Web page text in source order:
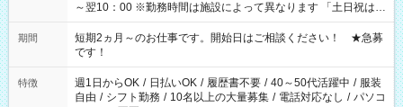
～翌10：00 ※勤務時間は施設によって異なります 「土日祝は休
みたい」 「しっかり稼ぎたい」 「もう少し遅い時間から始めた
い」など ご希望にあったお仕事をご案内いたします。 ※未経験
の方の場合は1～2ヶ月間は日中での仕事を経験いただき、 お
仕事に慣れてからの夜勤になります。 ★家庭の都合でお休みが
必要な場合も遠慮なくご相談ください。
期間
短期2ヵ月～のお仕事です。開始日はご相談ください！ ★急募
です！
特徴 週1日からOK / 日払いOK / 履歴書不要 / 40～50代活躍中 / 服装
自由 / シフト勤務 / 10名以上の大量募集 / 電話対応なし / パソコ